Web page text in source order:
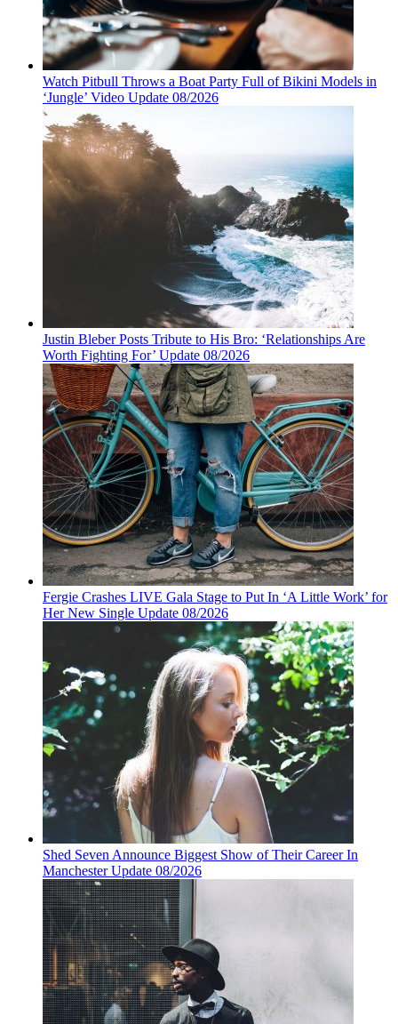
Watch Pitbull Throws a Boat Party Full of Bikini Models in
‘Jungle’ Video Update 08/2026
Justin Bleber Posts Tribute to His Bro: ‘Relationships Are
Worth Fighting For’ Update 08/2026
Fergie Crashes LIVE Gala Stage to Put In ‘A Little Work’ for
Her New Single Update 08/2026
Shed Seven Announce Biggest Show of Their Career In
Manchester Update 08/2026